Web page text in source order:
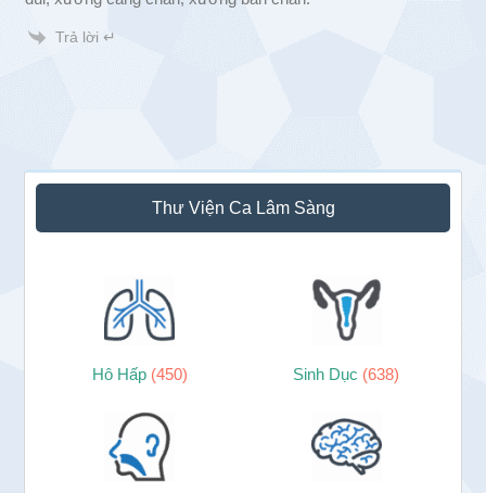
Trả lời ↵
Sidebar
chính
Thư Viện Ca Lâm Sàng
Hô Hấp (450) Sinh Dục (638)